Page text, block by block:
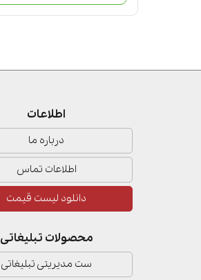
اطلاعات
درباره ما
اطلاعات تماس
دانلود لیست قیمت
محصولات تبلیغاتی
ست مدیریتی تبلیغاتی